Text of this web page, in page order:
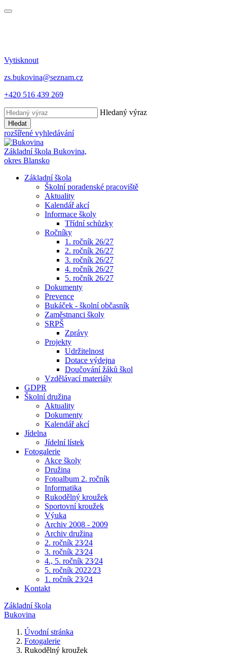
Vytisknout
zs.bukovina@seznam.cz
+420 516 439 269
Hledaný výraz
Hledat
rozšířené vyhledávání
Základní škola Bukovina,
okres Blansko
Základní škola
Školní poradenské pracoviště
Aktuality
Kalendář akcí
Informace školy
Třídní schůzky
Ročníky
1. ročník 26/27
2. ročník 26/27
3. ročník 26/27
4. ročník 26/27
5. ročník 26/27
Dokumenty
Prevence
Bukáček - školní občasník
Zaměstnanci školy
SRPŠ
Zprávy
Projekty
Udržitelnost
Dotace výdejna
Doučování žáků škol
Vzdělávací materiály
GDPR
Školní družina
Aktuality
Dokumenty
Kalendář akcí
Jídelna
Jídelní lístek
Fotogalerie
Akce školy
Družina
Fotoalbum 2. ročník
Informatika
Rukodělný kroužek
Sportovní kroužek
Výuka
Archiv 2008 - 2009
Archiv družina
2. ročník 23⁄24
3. ročník 23⁄24
4., 5. ročník 23⁄24
5. ročník 2022⁄23
1. ročník 23⁄24
Kontakt
Základní škola
Bukovina
Úvodní stránka
Fotogalerie
Rukodělný kroužek